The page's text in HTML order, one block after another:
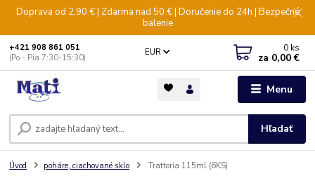
Doprava od 2,90 € | Zdarma nad 50 € | Doručenie do 24h | Bezpečné
balenie
Menu
EUR
Hľadať
+421 908 861 051
(Po - Pia 7:30-15:30)
0 ks
za 0,00 €
Úvod poháre, ciachované sklo Trattoria 115ml (6KS)